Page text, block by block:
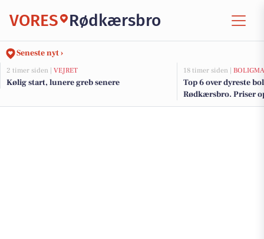
VORES Rødkærsbro
Seneste nyt ›
2 timer siden | VEJRET
Kølig start, lunere greb senere
18 timer siden |
Top 6 over dyreste
Rødkærsbro. Priser